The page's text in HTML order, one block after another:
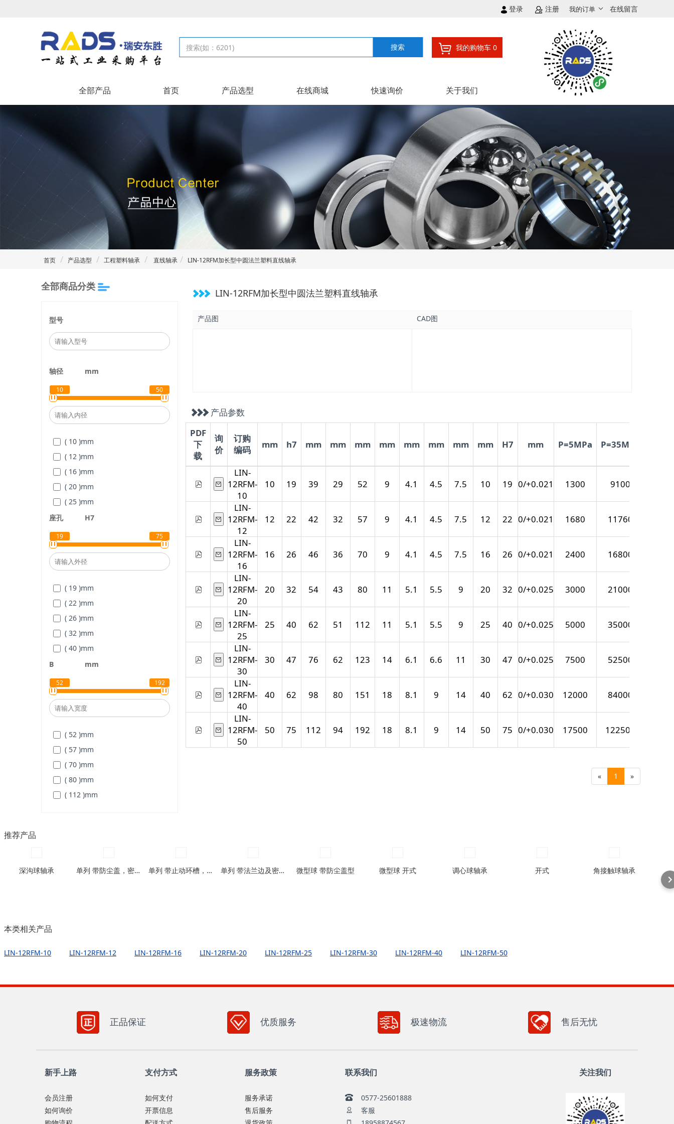
登录 注册 我的订单 在线留言
我的购物车 0
搜索
全部产品 首页 产品选型 在线商城 快速询价 关于我们
首页 产品选型 工程塑料轴承 直线轴承 LIN-12RFM加长型中圆法兰塑料直线轴承
全部商品分类
型号
轴径 mm
10 50
( 10 )mm
( 12 )mm
( 16 )mm
( 20 )mm
( 25 )mm
mm
( 40 )
( 50 )mm
座孔 H7
19 75
( 19 )mm
( 22 )mm
( 26 )mm
( 32 )mm
( 40 )mm
mm
( 62 )
( 75 )mm
B mm
52 192
( 52 )mm
( 57 )mm
( 70 )mm
( 80 )mm
( 112 )mm
LIN-12RFM加长型中圆法兰塑料直线轴承
产品图 CAD图
产品参数
PDF
下
载
询
价
订购
编码
mm h7 mm mm mm mm mm mm mm mm H7 mm P=5MPa P=35MPa
LIN-
12RFM-
10
10 19 39 29 52 9 4.1 4.5 7.5 10 19 0/+0.021 1300 9100
LIN-
12RFM-
12
12 22 42 32 57 9 4.1 4.5 7.5 12 22 0/+0.021 1680 11760
LIN-
12RFM-
16
16 26 46 36 70 9 4.1 4.5 7.5 16 26 0/+0.021 2400 16800
LIN-
12RFM-
20
20 32 54 43 80 11 5.1 5.5 9 20 32 0/+0.025 3000 21000
LIN-
12RFM-
25
25 40 62 51 112 11 5.1 5.5 9 25 40 0/+0.025 5000 35000
LIN-
12RFM-
30
30 47 76 62 123 14 6.1 6.6 11 30 47 0/+0.025 7500 52500
LIN-
12RFM-
40
40 62 98 80 151 18 8.1 9 14 40 62 0/+0.030 12000 84000
LIN-
12RFM-
50
50 75 112 94 192 18 8.1 9 14 50 75 0/+0.030 17500 122500
« 1 »
推荐产品
深沟球轴承 单列 带防尘盖，密封圈型 单列 带止动环槽，带止动环槽及防尘盖型 单列 带法兰边及密封圈型 微型球 带防尘盖型 微型球 开式 调心球轴承 开式 角接触球轴承
本类相关产品
LIN-12RFM-10 LIN-12RFM-12 LIN-12RFM-16 LIN-12RFM-20 LIN-12RFM-25 LIN-12RFM-30 LIN-12RFM-40 LIN-12RFM-50
正品保证 优质服务 极速物流 售后无忧
新手上路
会员注册
如何询价
支付方式
如何支付
开票信息
服务政策
服务承诺
售后服务
联系我们
0577-25601888
客服
关注我们